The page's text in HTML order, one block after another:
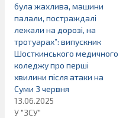
була жахлива, машини
палали, постраждалі
лежали на дорозі, на
тротуарах”: випускник
Шосткинського медичного
коледжу про перші
хвилини після атаки на
Суми 3 червня
13.06.2025
У "ЗСУ"